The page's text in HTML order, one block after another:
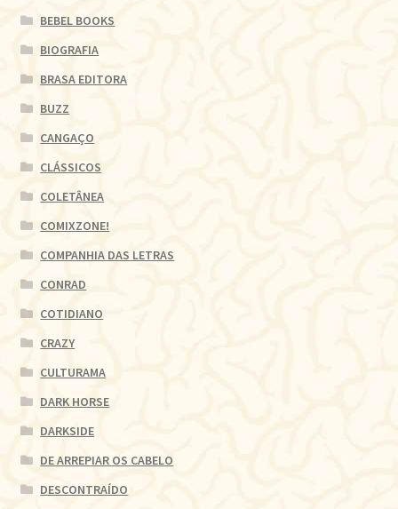
BEBEL BOOKS
BIOGRAFIA
BRASA EDITORA
BUZZ
CANGAÇO
CLÁSSICOS
COLETÂNEA
COMIXZONE!
COMPANHIA DAS LETRAS
CONRAD
COTIDIANO
CRAZY
CULTURAMA
DARK HORSE
DARKSIDE
DE ARREPIAR OS CABELO
DESCONTRAÍDO